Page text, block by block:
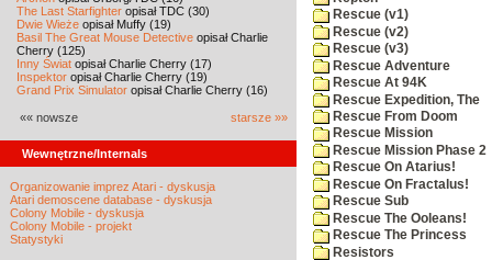
The Last Starfighter opisał TDC (30)
Dwie Wieże opisał Muffy (19)
Basil The Great Mouse Detective opisał Charlie
Cherry (125)
Inny Świat opisał Charlie Cherry (17)
Inspektor opisał Charlie Cherry (19)
Grand Prix Simulator opisał Charlie Cherry (16)
«« nowsze starsze »»
Wewnętrzne/Internals
Organizowanie imprez Atari - dyskusja
Atari demoscene database - dyskusja
Colony Mobile - dyskusja
Colony Mobile - projekt
Statystyki
Rescue (v1)
Rescue (v2)
Rescue (v3)
Rescue Adventure
Rescue At 94K
Rescue Expedition, The
Rescue From Doom
Rescue Mission
Rescue Mission Phase 2
Rescue On Atarius!
Rescue On Fractalus!
Rescue Sub
Rescue The Ooleans!
Rescue The Princess
Resistors